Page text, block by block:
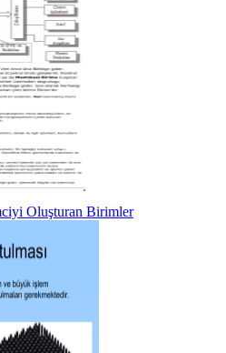
Oluşturan Birimler